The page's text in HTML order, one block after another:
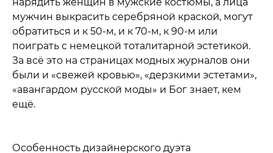
мужчин выкрасить серебряной краской, могут
обратиться и к 50-м, и к 70-м, к 90-м или
поиграть с немецкой тоталитарной эстетикой.
За всё это на страницах модных журналов они
были и «свежей кровью», «дерзкими эстетами»,
«авангардом русской моды» и Бог знает, кем
ещё.
Особенность дизайнерского дуэта